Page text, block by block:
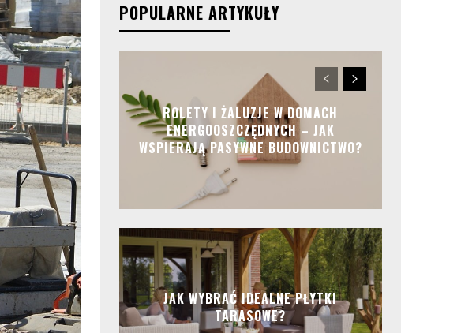
POPULARNE ARTYKUŁY
ROLETY I ŻALUZJE W DOMACH
ENERGOOSZCZĘDNYCH – JAK
WSPIERAJĄ PASYWNE BUDOWNICTWO?
JAK WYBRAĆ IDEALNE PŁYTKI
TARASOWE?